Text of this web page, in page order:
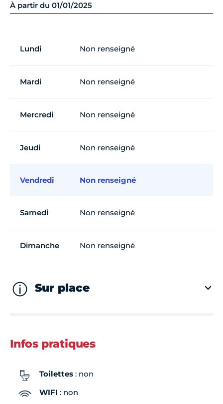
À partir du 01/01/2025
Lundi Non renseigné
Mardi Non renseigné
Mercredi Non renseigné
Jeudi Non renseigné
Vendredi Non renseigné
Samedi Non renseigné
Dimanche Non renseigné
Sur place
Infos pratiques
Toilettes : non
WIFI : non